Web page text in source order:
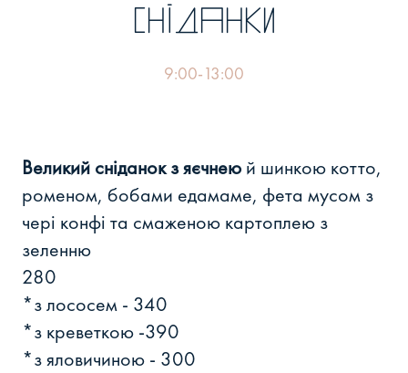
Сніданки
9:00-13:00
Великий сніданок з яєчнею й шинкою котто,
роменом, бобами едамаме, фета мусом з
чері конфі та смаженою картоплею з
зеленню
280
*з лососем - 340
*з креветкою -390
*з яловичиною - 300